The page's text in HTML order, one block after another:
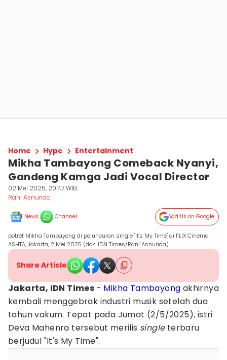
Home Hype Entertainment
Mikha Tambayong Comeback Nyanyi,
Gandeng Kamga Jadi Vocal Director
02 Mei 2025, 20:47 WIB
Rani Asnurida
News Channel Add Us on Google
potret Mikha Tambayong di peluncuran single "It's My Time" di FLIX Cinema
ASHTA, Jakarta, 2 Mei 2025 (dok. IDN Times/Rani Asnurida)
Share Article
Jakarta, IDN Times - Mikha Tambayong akhirnya
kembali menggebrak industri musik setelah dua
tahun vakum. Tepat pada Jumat (2/5/2025), istri
Deva Mahenra tersebut merilis singleterbaru
berjudul "It's My Time".